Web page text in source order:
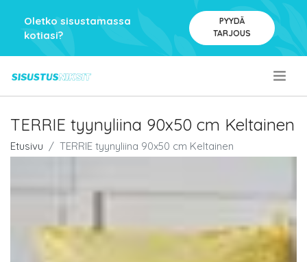
Oletko sisustamassa
kotiasi?
PYYDÄ
TARJOUS
TERRIE tyynyliina 90x50 cm Keltainen
Etusivu TERRIE tyynyliina 90x50 cm Keltainen